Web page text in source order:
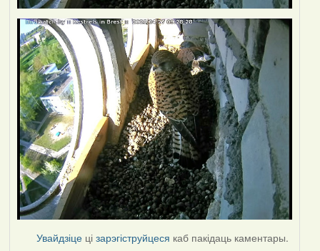
Увайдзіце цізарэгіструйцеся каб пакідаць каментары.